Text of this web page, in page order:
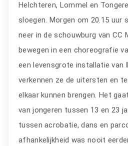
Helchteren, Lommel en
sloegen. Morgen om 20.15 uur
neer in de schouwburg van CC
bewegen in een choreografie
een levensgrote installatie van
verkennen ze de uitersten en
elkaar kunnen brengen. Het
van jongeren tussen 13 en 23
tussen acrobatie, dans en
afhankelijkheid was nooit